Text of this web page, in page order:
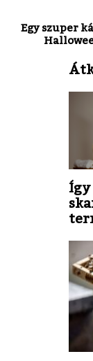
Egy szuper
Így